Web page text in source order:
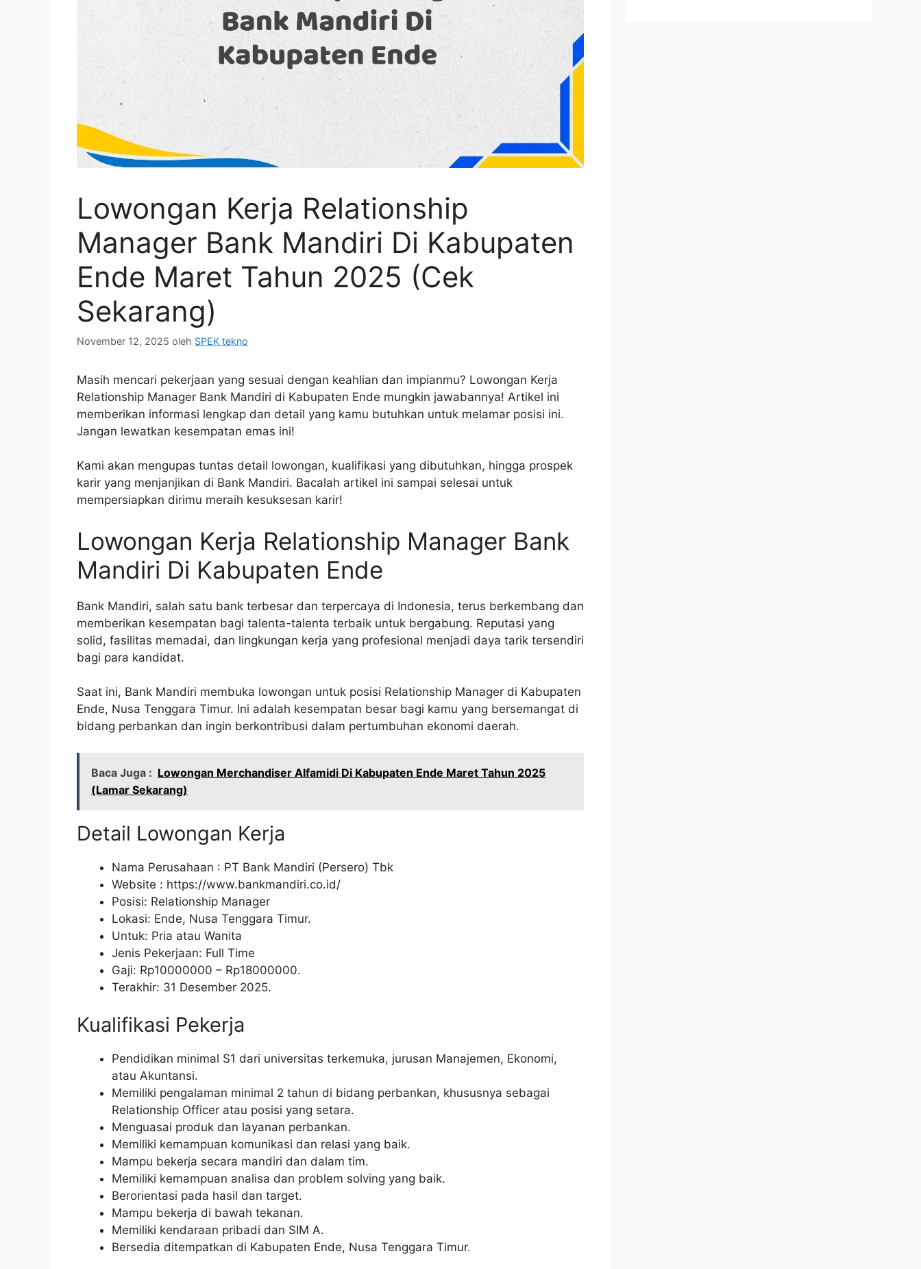
Lowongan Kerja Relationship
Manager Bank Mandiri Di Kabupaten
Ende Maret Tahun 2025 (Cek
Sekarang)
November 12, 2025 oleh SPEK tekno
Masih mencari pekerjaan yang sesuai dengan keahlian dan impianmu? Lowongan Kerja
Relationship Manager Bank Mandiri di Kabupaten Ende mungkin jawabannya! Artikel ini
memberikan informasi lengkap dan detail yang kamu butuhkan untuk melamar posisi ini.
Jangan lewatkan kesempatan emas ini!
Kami akan mengupas tuntas detail lowongan, kualifikasi yang dibutuhkan, hingga prospek
karir yang menjanjikan di Bank Mandiri. Bacalah artikel ini sampai selesai untuk
mempersiapkan dirimu meraih kesuksesan karir!
Lowongan Kerja Relationship Manager Bank
Mandiri Di Kabupaten Ende
Bank Mandiri, salah satu bank terbesar dan terpercaya di Indonesia, terus berkembang dan
memberikan kesempatan bagi talenta-talenta terbaik untuk bergabung. Reputasi yang
solid, fasilitas memadai, dan lingkungan kerja yang profesional menjadi daya tarik tersendiri
bagi para kandidat.
Saat ini, Bank Mandiri membuka lowongan untuk posisi Relationship Manager di Kabupaten
Ende, Nusa Tenggara Timur. Ini adalah kesempatan besar bagi kamu yang bersemangat di
bidang perbankan dan ingin berkontribusi dalam pertumbuhan ekonomi daerah.
Baca Juga : Lowongan Merchandiser Alfamidi Di Kabupaten Ende Maret Tahun 2025
(Lamar Sekarang)
Detail Lowongan Kerja
Nama Perusahaan : PT Bank Mandiri (Persero) Tbk
Website : https://www.bankmandiri.co.id/
Posisi: Relationship Manager
Lokasi: Ende, Nusa Tenggara Timur.
Untuk: Pria atau Wanita
Jenis Pekerjaan: Full Time
Gaji: Rp10000000 – Rp18000000.
Terakhir: 31 Desember 2025.
Kualifikasi Pekerja
Pendidikan minimal S1 dari universitas terkemuka, jurusan Manajemen, Ekonomi,
atau Akuntansi.
Memiliki pengalaman minimal 2 tahun di bidang perbankan, khususnya sebagai
Relationship Officer atau posisi yang setara.
Menguasai produk dan layanan perbankan.
Memiliki kemampuan komunikasi dan relasi yang baik.
Mampu bekerja secara mandiri dan dalam tim.
Memiliki kemampuan analisa dan problem solving yang baik.
Berorientasi pada hasil dan target.
Mampu bekerja di bawah tekanan.
Memiliki kendaraan pribadi dan SIM A.
Bersedia ditempatkan di Kabupaten Ende, Nusa Tenggara Timur.